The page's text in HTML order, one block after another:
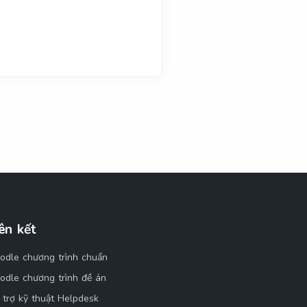
kết
chương trình chuẩn
chương trình đề án
trợ kỹ thuật Helpdesk